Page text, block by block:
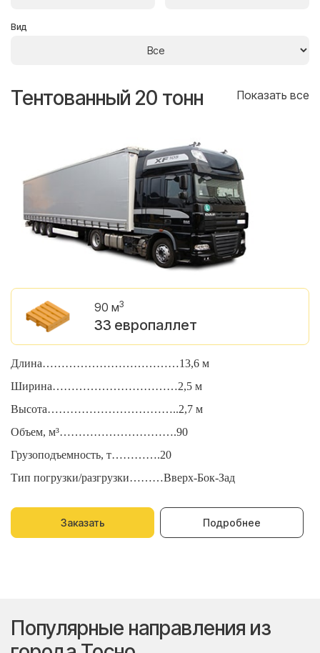
Вид
Тентованный 20 тонн Показать все
90 м3
33 европаллет
Длина………………………………13,6 м
Ширина……………………………2,5 м
Высота……………………………..2,7 м
Объем, м³………………………….90
Грузоподъемность, т………….20
Тип погрузки/разгрузки………Вверх-Бок-Зад
Заказать Подробнее
Популярные направления из